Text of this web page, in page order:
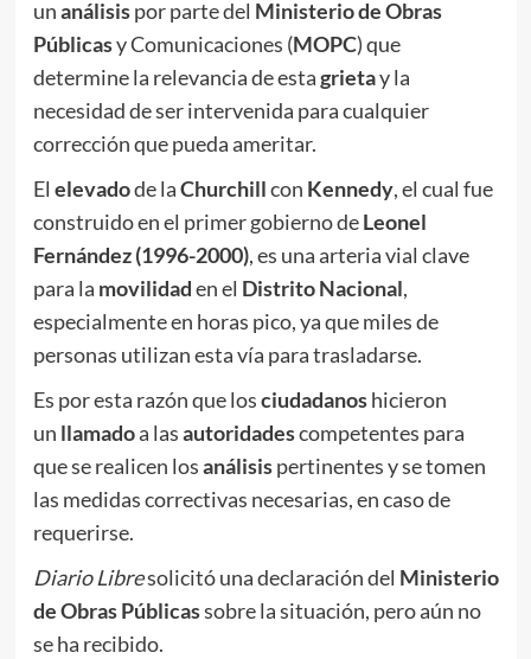
unanálisispor parte del Ministerio de Obras
Públicasy Comunicaciones (MOPC) que
determine la relevancia de estagrietay la
necesidad de ser intervenida para cualquier
corrección que pueda ameritar.
El elevadode laChurchillcon Kennedy, el cual fue
construido en el primer gobierno deLeonel
Fernández (1996-2000), es una arteria vial clave
para la movilidaden el Distrito Nacional,
especialmente en horas pico, ya que miles de
personas utilizan esta vía para trasladarse.
Es por esta razón que losciudadanoshicieron
un llamadoa lasautoridadescompetentes para
que se realicen losanálisispertinentes y se tomen
las medidas correctivas necesarias, en caso de
requerirse.
Diario Libresolicitó una declaración del Ministerio
de Obras Públicassobre la situación, pero aún no
se ha recibido.